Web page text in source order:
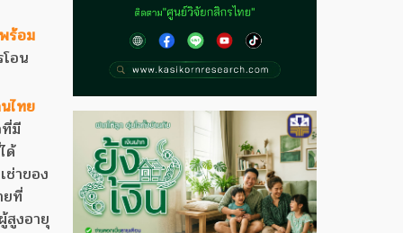
ร้อม
อน
ไทย
มี
ด้
ช่าของ
ยที่
สูงอายุ